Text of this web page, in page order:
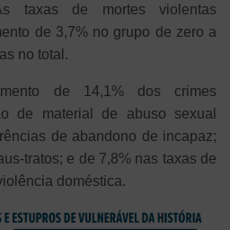
taxas de mortes violentas
de 3,7% no grupo de zero a
no total.
de 14,1% dos crimes
de material de abuso sexual
de abandono de incapaz;
tratos; e de 7,8% nas taxas de
doméstica.